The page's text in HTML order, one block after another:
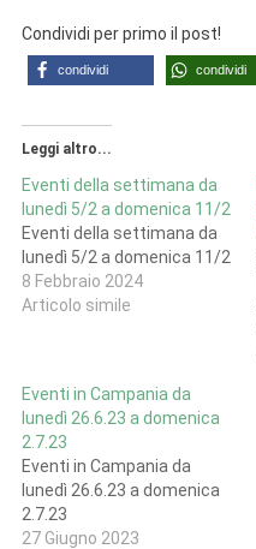
Condividi per primo il post!
condividi condividi
Leggi altro...
Eventi della settimana da
lunedì 5/2 a domenica 11/2
Eventi della settimana da
lunedì 5/2 a domenica 11/2
8 Febbraio 2024
Articolo simile
Eventi in Campania da
lunedì 26.6.23 a domenica
2.7.23
Eventi in Campania da
lunedì 26.6.23 a domenica
2.7.23
27 Giugno 2023